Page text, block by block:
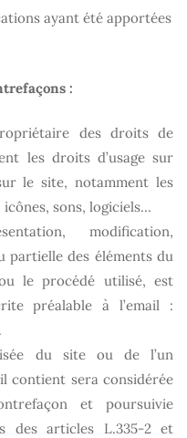
ayant été apportées
:
des droits de
les droits d’usage sur
le site, notamment les
icônes, sons, logiciels…
modification,
partielle des éléments du
le procédé utilisé, est
préalable à l’email :
.
du site ou de l’un
contient sera considérée
et poursuivie
des articles L.335-2 et